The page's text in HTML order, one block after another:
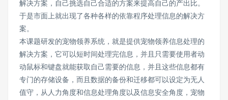
解决方案，自己挑选自己合适的方案来提高自己的产出比。
于是市面上就出现了各种各样的依靠程序处理信息的解决方
案。
本课题研发的宠物领养系统，就是提供宠物领养信息处理的
解决方案，它可以短时间处理完信息，并且只需要使用者动
动鼠标和键盘就能获取自己需要的信息，并且这些信息都有
专门的存储设备，而且数据的备份和迁移都可以设定为无人
值守，从人力角度和信息处理角度以及信息安全角度，宠物